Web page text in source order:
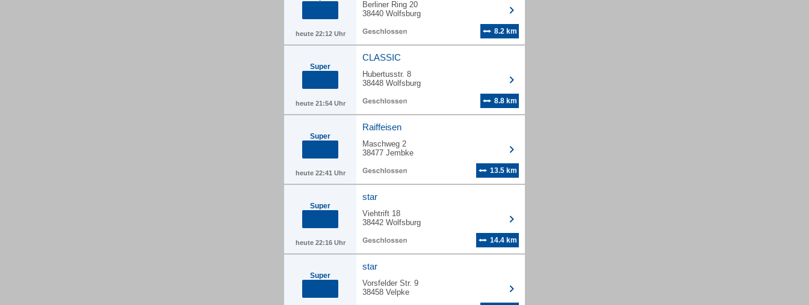
heute 22:12 Uhr
Berliner Ring 20
38440 Wolfsburg
8.2 km
Super
heute 21:54 Uhr
CLASSIC
Hubertusstr. 8
38448 Wolfsburg
8.8 km
Super
heute 22:41 Uhr
Raiffeisen
Maschweg 2
38477 Jembke
13.5 km
Super
heute 22:16 Uhr
star
Viehtrift 18
38442 Wolfsburg
14.4 km
Super
star
Vorsfelder Str. 9
38458 Velpke